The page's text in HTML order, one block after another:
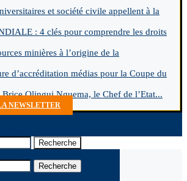
et société civile appellent à la
: 4 clés pour comprendre les droits
minières à l’origine de la
d’accréditation médias pour la Coupe du
Olingui Nguema, le Chef de l’Etat...
NEWSLETTER
Recherche
Recherche